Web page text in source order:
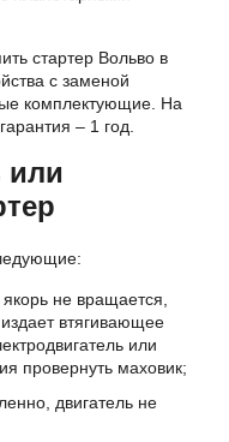
стартер Вольво в
с заменой
комплектующие. На
– 1 год.
или
не вращается,
втягивающее
или
провернуть маховик;
двигатель не